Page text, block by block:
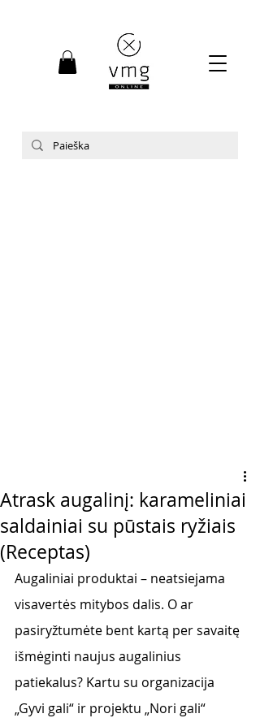
Atrask augalinį: karameliniai
saldainiai su pūstais ryžiais
(Receptas)
Augaliniai produktai – neatsiejama
visavertės mitybos dalis. O ar
pasiryžtumėte bent kartą per savaitę
išmėginti naujus augalinius
patiekalus? Kartu su organizacija
„Gyvi gali“ ir projektu „Nori gali“